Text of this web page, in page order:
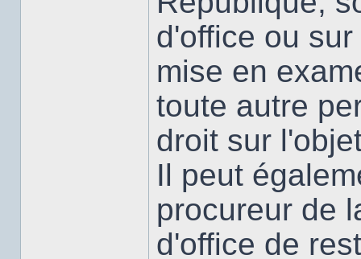
d'office ou
mise en
toute autre
droit sur
Il peut
procureur de
d'office de